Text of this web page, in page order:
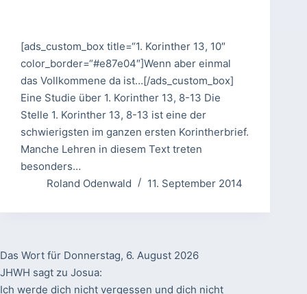
[ads_custom_box title=“1. Korinther 13, 10″
color_border=“#e87e04″]Wenn aber einmal
das Vollkommene da ist…[/ads_custom_box]
Eine Studie über 1. Korinther 13, 8-13 Die
Stelle 1. Korinther 13, 8-13 ist eine der
schwierigsten im ganzen ersten Korintherbrief.
Manche Lehren in diesem Text treten
besonders…
Roland Odenwald
11. September 2014
Das Wort für Donnerstag, 6. August 2026
JHWH sagt zu Josua:
Ich werde dich nicht vergessen und dich nicht